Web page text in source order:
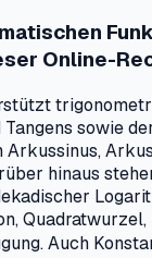
Online-
Tangens sowie
Arkussinus,
hinaus
Quadratwurzel,
Auch